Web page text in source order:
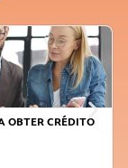
FAÇA A